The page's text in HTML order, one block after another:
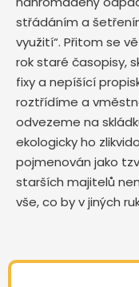
střádáním a
využití“. Přitom se
rok staré časopisy,
fixy a nepíšící
roztřídíme a
odvezeme na
ekologicky ho
pojmenován jako
starších majitelů
vše, co by v jiných